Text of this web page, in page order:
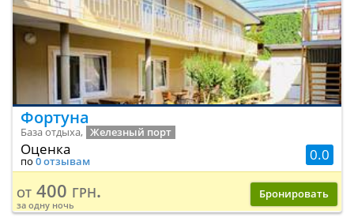
Фортуна
База отдыха, Железный порт
0.0
Оценка
по 0 отзывам
от 400 грн.
за одну ночь
Бронировать